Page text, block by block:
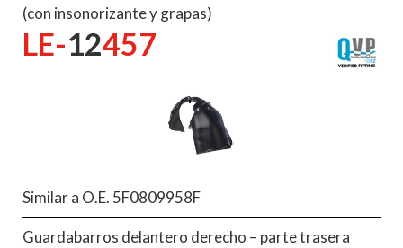
(con insonorizante y grapas)
LE-12457
Similar a O.E. 5F0809958F
Guardabarros delantero derecho – parte trasera